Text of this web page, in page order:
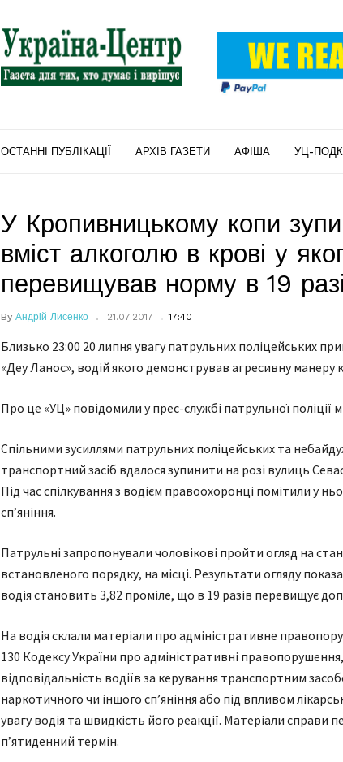
"Україна-
Центр"
ОСТАННІ ПУБЛІКАЦІЇ АРХІВ ГАЗЕТИ АФІША УЦ-
У Кропивницькому копи
вміст алкоголю в крові у
перевищував норму в 19
By Андрій Лисенко 21.07.2017 17:40
Близько 23:00 20 липня увагу патрульних поліцейських
«Деу Ланос», водій якого демонстрував агресивну манеру
Про це «УЦ» повідомили у прес-службі патрульної поліції
Спільними зусиллями патрульних поліцейських та
транспортний засіб вдалося зупинити на розі вулиць
Під час спілкування з водієм правоохоронці помітили у
сп’яніння.
Патрульні запропонували чоловікові пройти огляд на стан
встановленого порядку, на місці. Результати огляду
водія становить 3,82 проміле, що в 19 разів перевищує
На водія склали матеріали про адміністративне
130 Кодексу України про адміністративні
відповідальність водіїв за керування транспортним
наркотичного чи іншого сп’яніння або під впливом
увагу водія та швидкість його реакції. Матеріали справи
п’ятиденний термін.